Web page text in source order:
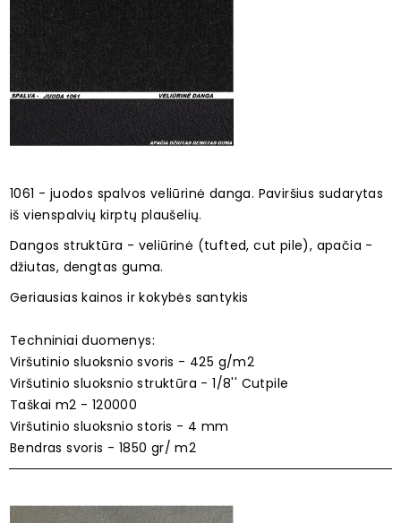
1061 - juodos spalvos veliūrinė danga. Paviršius sudarytas
iš vienspalvių kirptų plaušelių.
Dangos struktūra - veliūrinė (tufted, cut pile), apačia -
džiutas, dengtas guma.
Geriausias kainos ir kokybės santykis
Techniniai duomenys:
Viršutinio sluoksnio svoris - 425 g/m2
Viršutinio sluoksnio struktūra - 1/8'' Cutpile
Taškai m2 - 120000
Viršutinio sluoksnio storis - 4 mm
Bendras svoris - 1850 gr/ m2